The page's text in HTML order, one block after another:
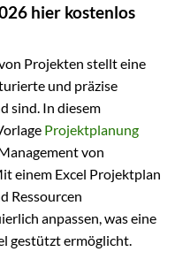
hier kostenlos
Projekten stellt eine
und präzise
sind. In diesem
Projektplanung
von
einem Excel Projektplan
Ressourcen
anpassen, was eine
gestützt ermöglicht.